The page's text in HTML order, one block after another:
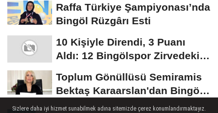
Raffa Türkiye Şampiyonası’nda
Bingöl Rüzgârı Esti
10 Kişiyle Direndi, 3 Puanı
Aldı: 12 Bingölspor Zirvedeki
Toplum Gönüllüsü Semiramis
Bektaş Karaarslan'dan Bingöl
İçin Deprem...
Sizlere daha iyi hizmet sunabilmek adına sitemizde çerez konumlandırmaktayız.